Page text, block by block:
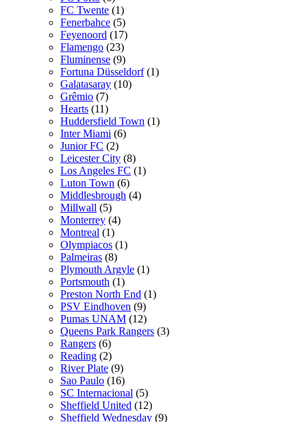
FC Twente (1)
Fenerbahce (5)
Feyenoord (17)
Flamengo (23)
Fluminense (9)
Fortuna Düsseldorf (1)
Galatasaray (10)
Grêmio (7)
Hearts (11)
Huddersfield Town (1)
Inter Miami (6)
Junior FC (2)
Leicester City (8)
Los Angeles FC (1)
Luton Town (6)
Middlesbrough (4)
Millwall (5)
Monterrey (4)
Montreal (1)
Olympiacos (1)
Palmeiras (8)
Plymouth Argyle (1)
Portsmouth (1)
Preston North End (1)
PSV Eindhoven (9)
Pumas UNAM (12)
Queens Park Rangers (3)
Rangers (6)
Reading (2)
River Plate (9)
Sao Paulo (16)
SC Internacional (5)
Sheffield United (12)
Sheffield Wednesday (9)